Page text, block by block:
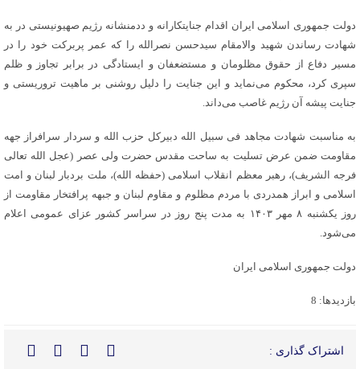
دولت جمهوری اسلامی ایران اقدام جنایتکارانه و ددمنشانه رژیم صهیونیستی در به
شهادت رساندن شهید والامقام سیدحسن نصرالله را که عمر پربرکت خود را در
مسیر دفاع از حقوق مظلومان و مستضعفان و ایستادگی در برابر تجاوز و ظلم
سپری کرد، محکوم می‌نماید و این جنایت را دلیل روشنی بر ماهیت تروریستی و
جنایت پیشه آن رژیم غاصب می‌داند.
به مناسبت شهادت مجاهد فی سبیل الله دبیرکل حزب الله و سردار سرافراز جهه
مقاومت ضمن عرض تسلیت به ساحت مقدس حضرت ولی عصر (عجل الله تعالی
فرجه الشریف)، رهبر معظم انقلاب اسلامی (حفظه الله)، ملت بردبار لبنان و امت
اسلامی و ابراز همدردی با مردم مظلوم و مقاوم لبنان و جبهه پرافتخار مقاومت از
روز یکشنبه ۸ مهر ۱۴۰۳ به مدت پنج روز در سراسر کشور عزای عمومی اعلام
می‌شود.
دولت جمهوری اسلامی ایران
بازدیدها: 8
اشتراک گذاری :